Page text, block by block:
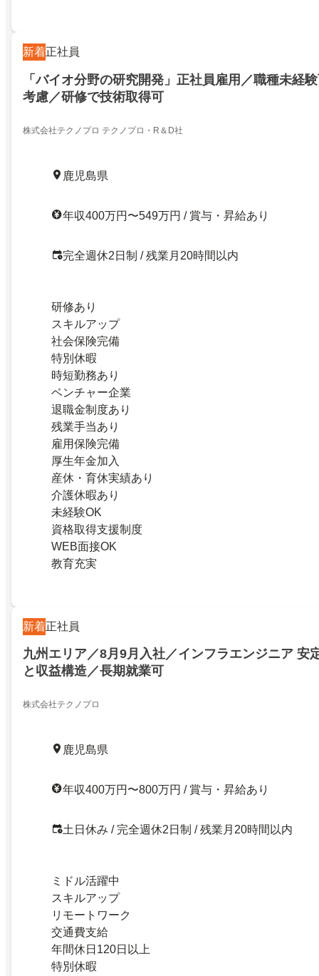
新着正社員
「バイオ分野の研究開発」正社員雇用／職種未経
考慮／研修で技術取得可
株式会社テクノプロ テクノプロ・R＆D社
鹿児島県
年収400万円〜549万円 / 賞与・昇給あり
完全週休2日制 / 残業月20時間以内
研修あり
スキルアップ
社会保険完備
特別休暇
時短勤務あり
ベンチャー企業
退職金制度あり
残業手当あり
雇用保険完備
厚生年金加入
産休・育休実績あり
介護休暇あり
未経験OK
資格取得支援制度
WEB面接OK
教育充実
新着正社員
九州エリア／8月9月入社／インフラエンジニア 安
と収益構造／長期就業可
株式会社テクノプロ
鹿児島県
年収400万円〜800万円 / 賞与・昇給あり
土日休み / 完全週休2日制 / 残業月20時間以内
ミドル活躍中
スキルアップ
リモートワーク
交通費支給
年間休日120日以上
特別休暇